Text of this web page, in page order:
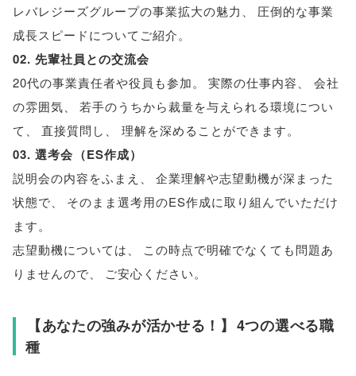
レバレジーズグループの事業拡大の魅力
圧倒的な事業
成長スピードについてご紹介。
02. 先輩社員との交流会
20代の事業責任者や役員も参加。 実際の仕事内容
会社
の雰囲気
若手のうちから裁量を与えられる環境につい
て
直接質問し 理解を深めることができます。
03. 選考会 （ES作成）
説明会の内容をふまえ
企業理解や志望動機が深まった
状態で
そのまま選考用のES作成に取り組んでいただけ
ます。
志望動機については
この時点で明確でなくても問題あ
りませんので
ご安心ください。
【あなたの強みが活かせる！ 】 4つの選べる職
種